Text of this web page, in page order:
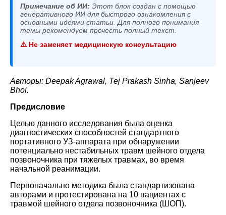
Примечание об ИИ: Этот блок создан с помощью
генеративного ИИ для быстрого ознакомления с
основными идеями статьи. Для полного понимания
темы рекомендуем прочесть полный текст.
⚠️ Не заменяет медицинскую консультацию
Авторы: Deepak Agrawal, Tej Prakash Sinha, Sanjeev
Bhoi.
Предисловие
Целью данного исследования была оценка
диагностических способностей стандартного
портативного УЗ-аппарата при обнаружении
потенциально нестабильных травм шейного отдела
позвоночника при тяжелых травмах, во время
начальной реанимации.
Первоначально методика была стандартизована
авторами и протестирована на 10 пациентах с
травмой шейного отдела позвоночника (ШОП).